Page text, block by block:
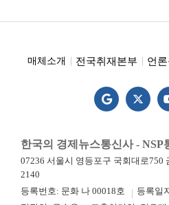
매체소개 전국취재본부 언
한국의 경제뉴스통신사 - NSP
07236 서울시 영등포구 국회대로750
2140
등록번호: 문화 나 00018호
등록일